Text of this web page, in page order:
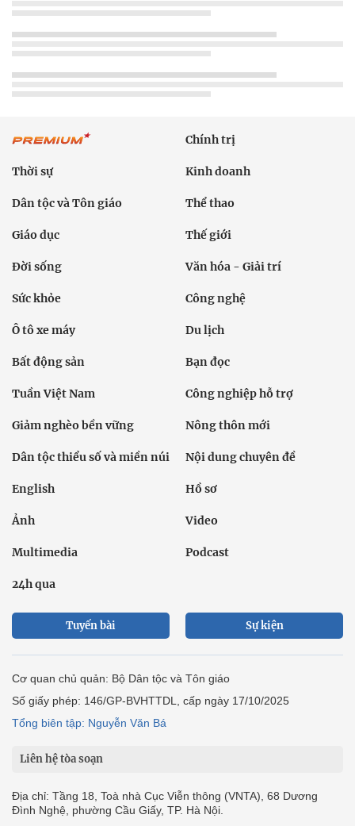
Chính trị
Thời sự Kinh doanh
Dân tộc và Tôn giáo Thể thao
Giáo dục Thế giới
Đời sống Văn hóa - Giải trí
Sức khỏe Công nghệ
Ô tô xe máy Du lịch
Bất động sản Bạn đọc
Tuần Việt Nam Công nghiệp hỗ trợ
Giảm nghèo bền vững Nông thôn mới
Dân tộc thiểu số và miền núi Nội dung chuyên đề
English Hồ sơ
Ảnh Video
Multimedia Podcast
24h qua
Tuyến bài Sự kiện
Cơ quan chủ quản: Bộ Dân tộc và Tôn giáo
Số giấy phép: 146/GP-BVHTTDL, cấp ngày 17/10/2025
Tổng biên tập: Nguyễn Văn Bá
Liên hệ tòa soạn
Địa chỉ: Tầng 18, Toà nhà Cục Viễn thông (VNTA), 68 Dương
Đình Nghệ, phường Cầu Giấy, TP. Hà Nội.